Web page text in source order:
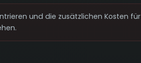
und die zusätzlichen Kosten für